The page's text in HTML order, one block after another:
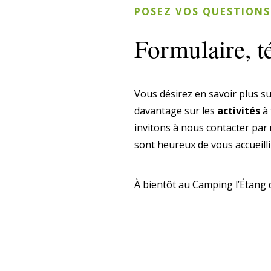
POSEZ VOS QUESTIONS
Formulaire,
Vous désirez en savoir plus
davantage sur les activitésà
invitons à nous contacter par
sont heureux de vous
À bientôt au Camping l’Étang